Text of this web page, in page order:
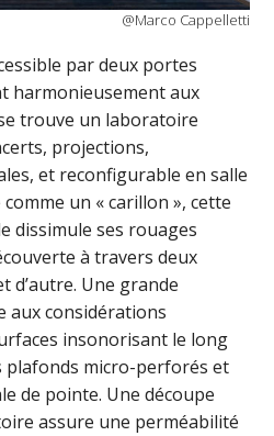
@Marco Cappelletti
par deux portes
harmonieusement aux
trouve un laboratoire
projections,
et reconfigurable en salle
un « carillon », cette
dissimule ses rouages
à travers deux
d’autre. Une grande
aux considérations
insonorisant le long
plafonds micro-perforés et
de pointe. Une découpe
assure une perméabilité